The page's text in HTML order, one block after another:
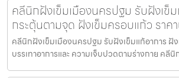
คลีนิกฝังเข็มเมืองนครปฐม รับฝังเข็ม
กระตุ้นตามจุด ฝังเข็มครอบแก้ว ราค
คลีนิกฝังเข็มเมืองนครปฐม รับฝังเข็มแก้อาการ ฝั
บรรเทาอาการและ ความเจ็บปวดตามร่างกาย คลีนิ